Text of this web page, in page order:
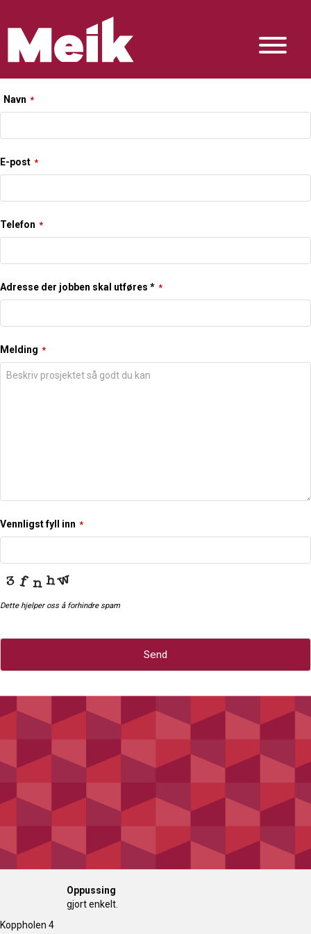
Navn *
Business
Email *
E-post *
Telefon *
Adresse der jobben skal utføres * *
Melding *
Vennligst fyll inn *
Dette hjelper oss å forhindre spam
Send
Oppussing
gjort enkelt.
Koppholen 4